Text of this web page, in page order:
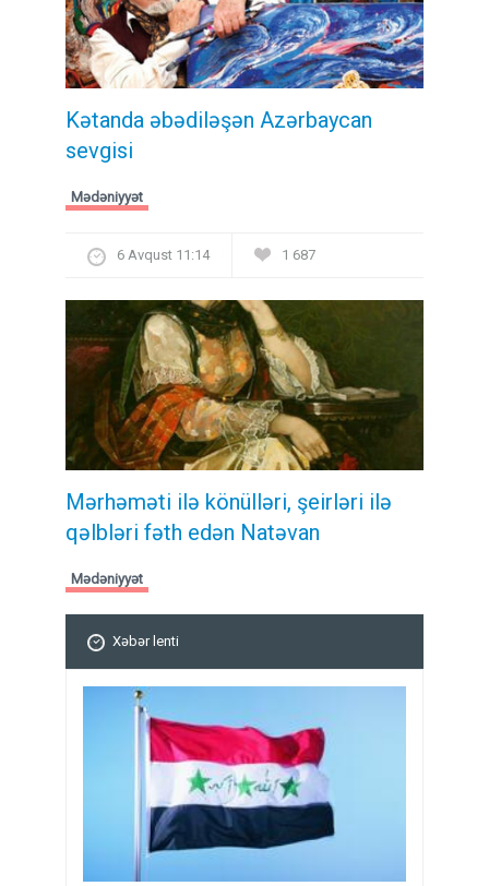
Kətanda əbədiləşən Azərbaycan
sevgisi
Mədəniyyət
6 Avqust 11:14 1 687
Mərhəməti ilə könülləri, şeirləri ilə
qəlbləri fəth edən Natəvan
Mədəniyyət
Xəbər lenti